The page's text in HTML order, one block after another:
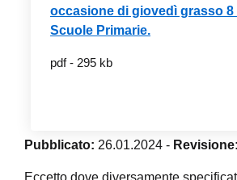
occasione di giovedì grasso 8
Scuole Primarie.
pdf - 295 kb
Pubblicato: 26.01.2024 - Revisione: